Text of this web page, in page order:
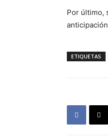
Por último,
ETIQUETAS